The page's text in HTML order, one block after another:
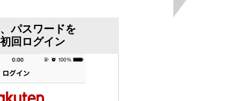
パスワードを
回ログイン